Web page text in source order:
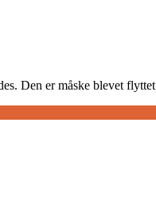
Den er måske blevet flyttet